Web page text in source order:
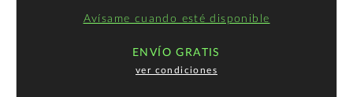
Avísame cuando esté disponible
ENVÍO GRATIS
ver condiciones